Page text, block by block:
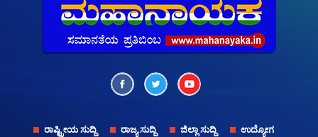
ರಾಷ್ಟ್ರೀಯ ಸುದ್ದಿ ರಾಜ್ಯ ಸುದ್ದಿ ಜಿಲ್ಲಾ ಸುದ್ದಿ ಉದ್ಯೋಗ